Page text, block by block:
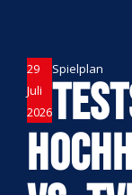
29
Juli
2026
Spielplan